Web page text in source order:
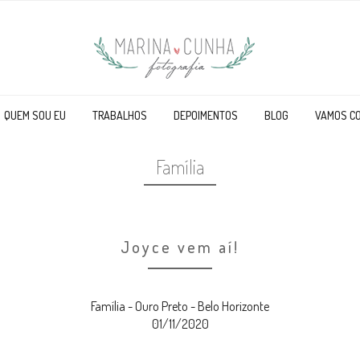
QUEM SOU EU TRABALHOS DEPOIMENTOS BLOG VAMOS
Família
Joyce vem aí!
Família - Ouro Preto - Belo Horizonte
01/11/2020